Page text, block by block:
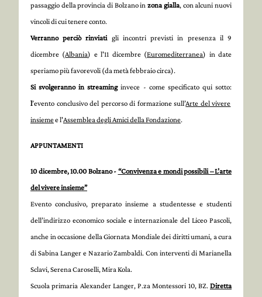
passaggio della provincia di Bolzano inzona gialla, con alcuni nuovi
vincoli di cui tenere conto.
Verranno perciò rinviatigli incontri previsti in presenza il 9
dicembre (Albania) e l'11 dicembre (Euromediterranea) in date
speriamo più favorevoli (da metà febbraio circa).
Si svolgeranno in streaminginvece - come specificato qui sotto:
l’evento conclusivo del percorso di formazione sull’Arte del vivere
insiemee l'Assemblea degli Amici della Fondazione.
APPUNTAMENTI
10 dicembre, 10.00 Bolzano - “Convivenza e mondi possibili – L’arte
del vivere insieme”
Evento conclusivo, preparato insieme a studentesse e studenti
dell’indirizzo economico sociale e internazionale del Liceo Pascoli,
anche in occasione della Giornata Mondiale dei diritti umani, a cura
di Sabina Langer e Nazario Zambaldi. Con interventi di Marianella
Sclavi, Serena Caroselli, Mira Kola.
Scuola primaria Alexander Langer, P.za Montessori 10, BZ. Diretta